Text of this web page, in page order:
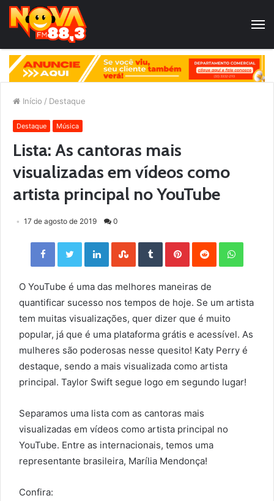
Início / Destaque
Destaque Música
Lista: As cantoras mais
visualizadas em vídeos como
artista principal no YouTube
17 de agosto de 2019 0
Facebook Twitter LinkedIn StumbleUpon Tumblr Pinterest Reddit
O YouTube é uma das melhores maneiras de
quantificar sucesso nos tempos de hoje. Se um artista
tem muitas visualizações, quer dizer que é muito
popular, já que é uma plataforma grátis e acessível. As
mulheres são poderosas nesse quesito! Katy Perry é
destaque, sendo a mais visualizada como artista
principal. Taylor Swift segue logo em segundo lugar!
Separamos uma lista com as cantoras mais
visualizadas em vídeos como artista principal no
YouTube. Entre as internacionais, temos uma
representante brasileira, Marília Mendonça!
Confira: